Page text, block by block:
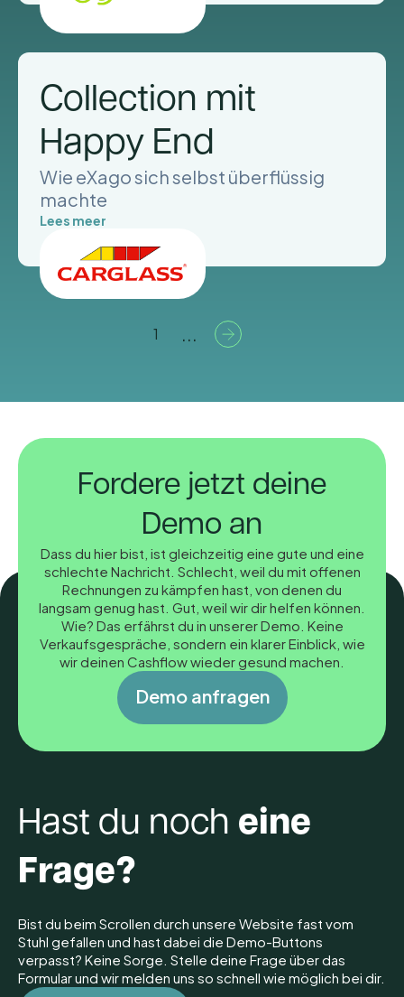
Collection mit
Happy End
Wie eXago sich selbst überflüssig
machte
Lees meer
1 ...
Fordere jetzt deine
Demo an
Dass du hier bist, ist gleichzeitig eine gute und eine
schlechte Nachricht. Schlecht, weil du mit offenen
Rechnungen zu kämpfen hast, von denen du
langsam genug hast. Gut, weil wir dir helfen können.
Wie? Das erfährst du in unserer Demo. Keine
Verkaufsgespräche, sondern ein klarer Einblick, wie
wir deinen Cashflow wieder gesund machen.
Demoanfragen
Demo anfragen
Hast du noch eine
Frage?
Bist du beim Scrollen durch unsere Website fast vom
Stuhl gefallen und hast dabei die Demo-Buttons
verpasst? Keine Sorge. Stelle deine Frage über das
Formular und wir melden uns so schnell wie möglich bei dir.
Kontaktiereuns